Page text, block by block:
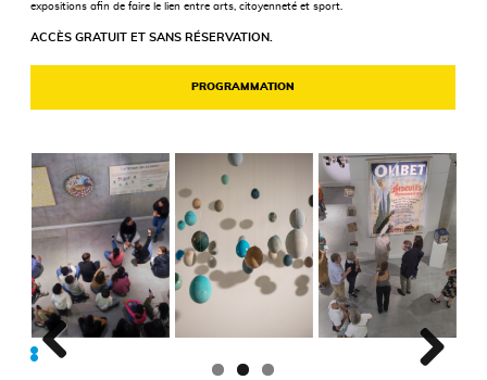
expositions afin de faire le lien entre arts, citoyenneté et sport.
ACCÈS GRATUIT ET SANS RÉSERVATION.
PROGRAMMATION